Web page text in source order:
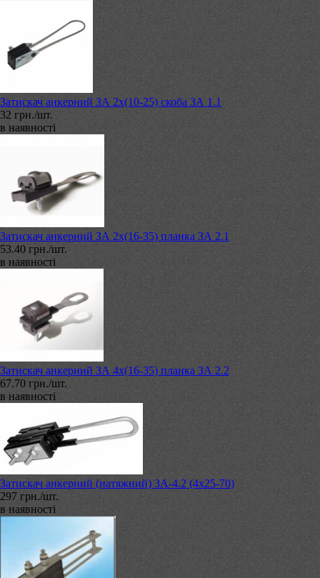
Затискач анкерний ЗА 2х(10-25) скоба ЗА 1.1
32 грн./шт.
в наявності
Затискач анкерний ЗА 2х(16-35) планка ЗА 2.1
53.40 грн./шт.
в наявності
Затискач анкерний ЗА 4х(16-35) планка ЗА 2.2
67.70 грн./шт.
в наявності
Затискач анкерний (натяжний) ЗА-4.2 (4х25-70)
297 грн./шт.
в наявності